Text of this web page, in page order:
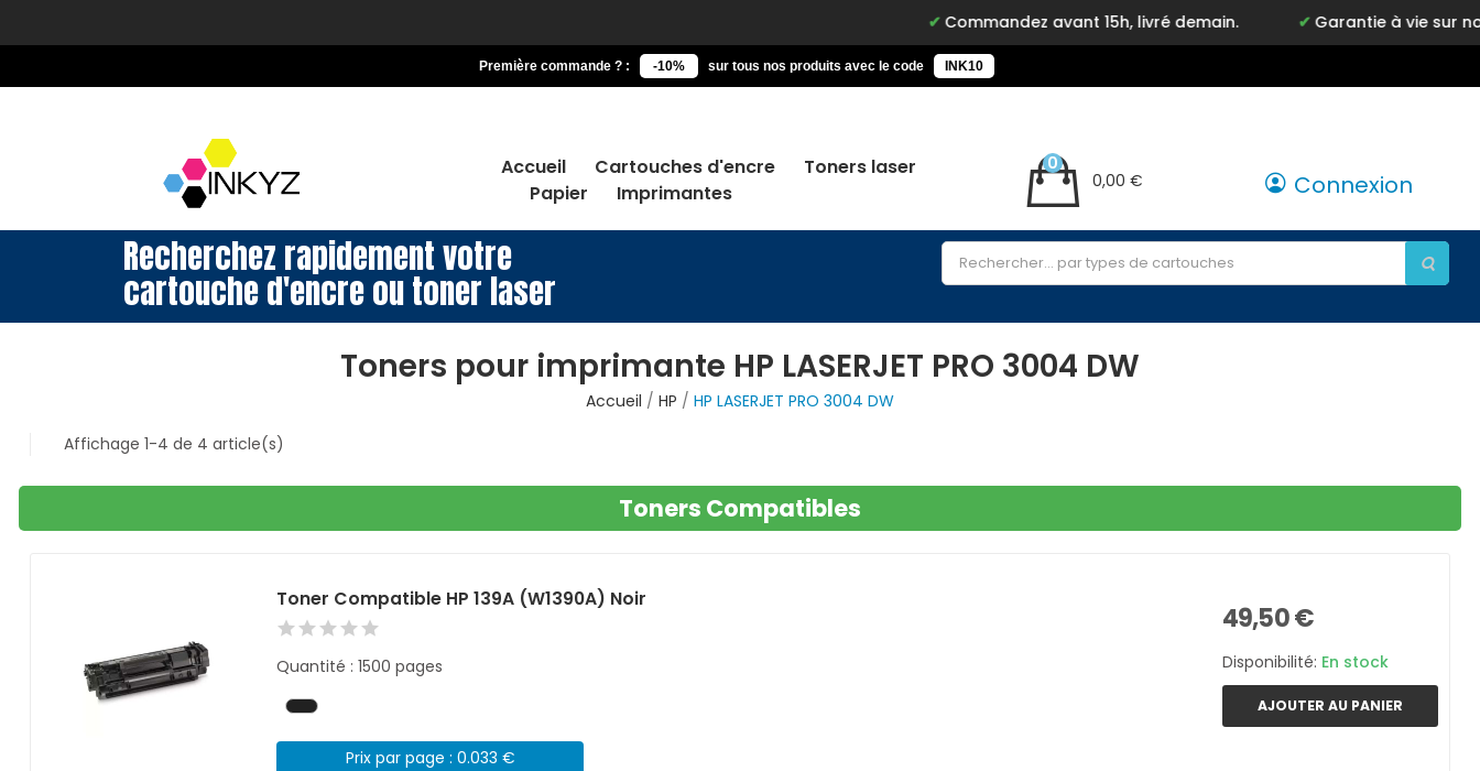
Commandez avant 15h, livré demain. Garantie à vie sur notre
Première commande ? : -10% sur tous nos produits avec le code INK10
Accueil Cartouches d'encre
Toners laser
Papier
Imprimantes
0,00 €
0
Connexion
Recherchez rapidement votre
cartouche d'encre ou toner laser
Toners pour imprimante HP LASERJET PRO 3004 DW
Accueil HP
HP LASERJET PRO 3004 DW
Affichage 1-4 de 4 article(s)
Toners Compatibles
Toner Compatible HP 139A (W1390A) Noir
Quantité : 1500 pages
Prix par page : 0.033 €
49,50 €
Disponibilité: En stock
AJOUTER AU PANIER